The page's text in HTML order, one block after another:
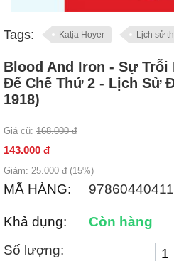
Tags: Katja Hoyer Lịch sử
Blood And Iron - Sự Trỗi
Đế Chế Thứ 2 - Lịch Sử
1918)
Giá cũ: 168.000 đ
143.000 đ
Giảm: 25.000 đ (15%)
MÃ HÀNG:
Khả dụng:
Còn hàng
Số lượng:
−